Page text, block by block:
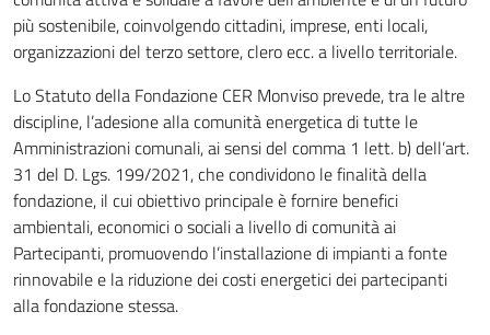
più sostenibile, coinvolgendo cittadini, imprese, enti locali,
organizzazioni del terzo settore, clero ecc. a livello territoriale.
Lo Statuto della Fondazione CER Monviso prevede, tra le altre
discipline, l’adesione alla comunità energetica di tutte le
Amministrazioni comunali, ai sensi del comma 1 lett. b) dell’art.
31 del D. Lgs. 199/2021, che condividono le finalità della
fondazione, il cui obiettivo principale è fornire benefici
ambientali, economici o sociali a livello di comunità ai
Partecipanti, promuovendo l’installazione di impianti a fonte
rinnovabile e la riduzione dei costi energetici dei partecipanti
alla fondazione stessa.